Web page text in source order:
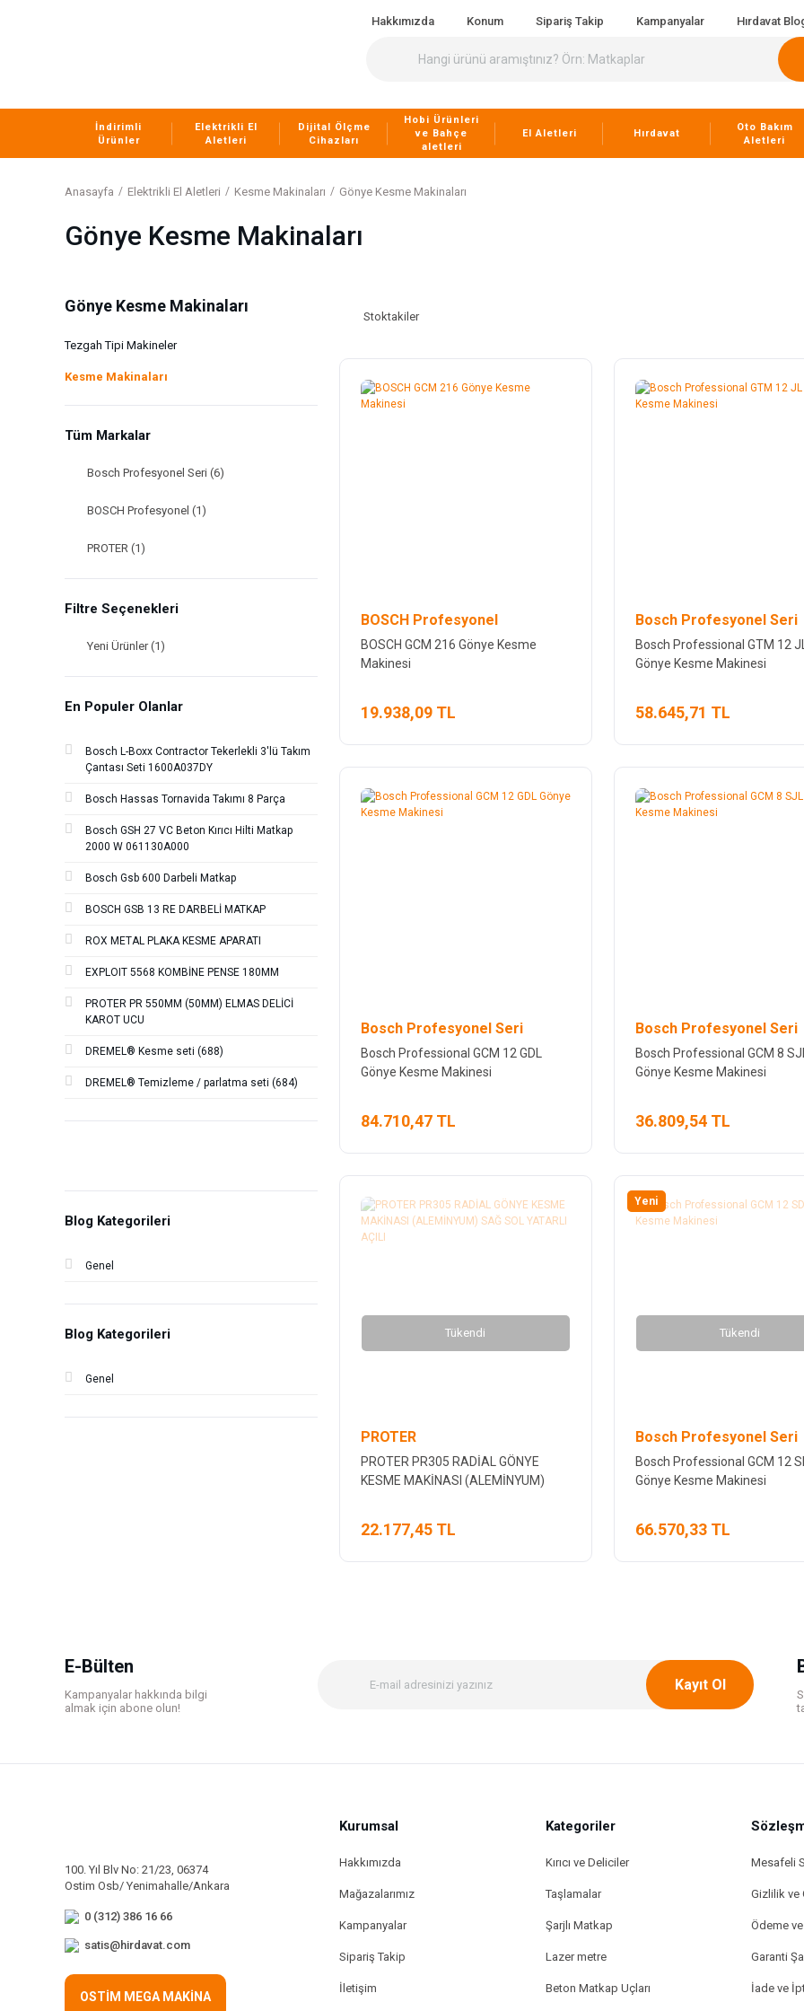
Hakkımızda Konum Sipariş Takip Kampanyalar Hırdavat
İndirimli
Ürünler
Elektrikli El
Aletleri
Dijital Ölçme
Cihazları
Hobi Ürünleri
ve Bahçe
aletleri
El Aletleri Hırdavat
Oto Bakım
Aletleri
Anasayfa Elektrikli El Aletleri Kesme Makinaları Gönye Kesme Makinaları
Gönye Kesme Makinaları
Gönye Kesme Makinaları
Tezgah Tipi Makineler
Kesme Makinaları
Tüm Markalar
Bosch Profesyonel Seri (6)
BOSCH Profesyonel (1)
PROTER (1)
Filtre Seçenekleri
Yeni Ürünler (1)
En Populer Olanlar
Bosch L-Boxx Contractor Tekerlekli 3'lü Takım
Çantası Seti 1600A037DY
Bosch Hassas Tornavida Takımı 8 Parça
Bosch GSH 27 VC Beton Kırıcı Hilti Matkap
2000 W 061130A000
Bosch Gsb 600 Darbeli Matkap
BOSCH GSB 13 RE DARBELİ MATKAP
ROX METAL PLAKA KESME APARATI
EXPLOIT 5568 KOMBİNE PENSE 180MM
PROTER PR 550MM (50MM) ELMAS DELİCİ
KAROT UCU
DREMEL® Kesme seti (688)
DREMEL® Temizleme / parlatma seti (684)
Blog Kategorileri
Genel
Blog Kategorileri
Genel
Stoktakiler
BOSCH Profesyonel
BOSCH GCM 216 Gönye Kesme
Makinesi
19.938,09 TL
Bosch Profesyonel Seri
Bosch Professional GTM 12
Gönye Kesme Makinesi
58.645,71 TL
Bosch Profesyonel Seri
Bosch Professional GCM 12 GDL
Gönye Kesme Makinesi
84.710,47 TL
Bosch Profesyonel Seri
Bosch Professional GCM 8
Gönye Kesme Makinesi
36.809,54 TL
Tükendi
PROTER
PROTER PR305 RADİAL GÖNYE
KESME MAKİNASI (ALEMİNYUM)
22.177,45 TL
Yeni
Tükendi
Bosch Profesyonel Seri
Bosch Professional GCM 12
Gönye Kesme Makinesi
66.570,33 TL
E-Bülten
Kampanyalar hakkında bilgi
almak için abone olun!
Kayıt Ol
100. Yıl Blv No: 21/23, 06374
Ostim Osb/ Yenimahalle/Ankara
0 (312) 386 16 66
satis@hirdavat.com
OSTİM MEGA MAKİNA
Kurumsal
Hakkımızda
Mağazalarımız
Kampanyalar
Sipariş Takip
İletişim
Kategoriler
Kırıcı ve Deliciler
Taşlamalar
Şarjlı Matkap
Lazer metre
Beton Matkap Uçları
Mesafeli
Gizlilik ve
Ödeme
Garanti
İade ve